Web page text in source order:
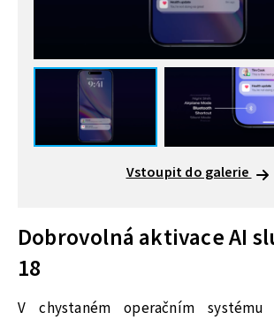
Vstoupit do galerie
Dobrovolná aktivace AI
18
V chystaném operačním